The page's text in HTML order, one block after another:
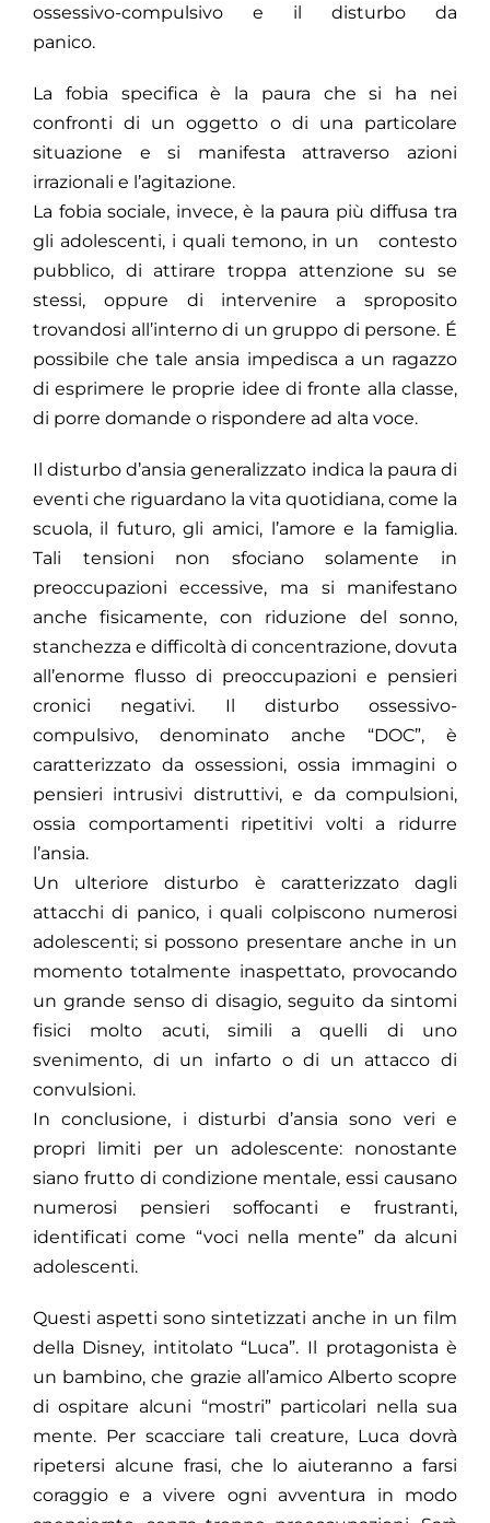
ossessivo-compulsivo e il disturbo da
panico.
La fobia specifica è la paura che si ha nei
confronti di un oggetto o di una particolare
situazione e si manifesta attraverso azioni
irrazionali e l’agitazione.
La fobia sociale, invece, è la paura più diffusa tra
gli adolescenti, i quali temono, in un contesto
pubblico, di attirare troppa attenzione su se
stessi, oppure di intervenire a sproposito
trovandosi all’interno di un gruppo di persone. É
possibile che tale ansia impedisca a un ragazzo
di esprimere le proprie idee di fronte alla classe,
di porre domande o rispondere ad alta voce.
Il disturbo d’ansia generalizzato indica la paura di
eventi che riguardano la vita quotidiana, come la
scuola, il futuro, gli amici, l’amore e la famiglia.
Tali tensioni non sfociano solamente in
preoccupazioni eccessive, ma si manifestano
anche fisicamente, con riduzione del sonno,
stanchezza e difficoltà di concentrazione, dovuta
all’enorme flusso di preoccupazioni e pensieri
cronici negativi. Il disturbo ossessivo-
compulsivo, denominato anche “DOC”, è
caratterizzato da ossessioni, ossia immagini o
pensieri intrusivi distruttivi, e da compulsioni,
ossia comportamenti ripetitivi volti a ridurre
l’ansia.
Un ulteriore disturbo è caratterizzato dagli
attacchi di panico, i quali colpiscono numerosi
adolescenti; si possono presentare anche in un
momento totalmente inaspettato, provocando
un grande senso di disagio, seguito da sintomi
fisici molto acuti, simili a quelli di uno
svenimento, di un infarto o di un attacco di
convulsioni.
In conclusione, i disturbi d’ansia sono veri e
propri limiti per un adolescente: nonostante
siano frutto di condizione mentale, essi causano
numerosi pensieri soffocanti e frustranti,
identificati come “voci nella mente” da alcuni
adolescenti.
Questi aspetti sono sintetizzati anche in un film
della Disney, intitolato “Luca”. Il protagonista è
un bambino, che grazie all’amico Alberto scopre
di ospitare alcuni “mostri” particolari nella sua
mente. Per scacciare tali creature, Luca dovrà
ripetersi alcune frasi, che lo aiuteranno a farsi
coraggio e a vivere ogni avventura in modo